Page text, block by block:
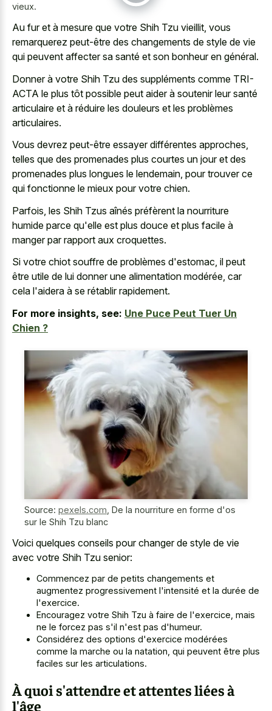
vieux.
Au fur et à mesure que votre Shih Tzu vieillit, vous
remarquerez peut-être des changements de style de vie
qui peuvent affecter sa santé et son bonheur en général.
Donner à votre Shih Tzu des suppléments comme TRI-
ACTA le plus tôt possible peut aider à soutenir leur santé
articulaire et à réduire les douleurs et les problèmes
articulaires.
Vous devrez peut-être essayer différentes approches,
telles que des promenades plus courtes un jour et des
promenades plus longues le lendemain, pour trouver ce
qui fonctionne le mieux pour votre chien.
Parfois, les Shih Tzus aînés préfèrent la nourriture
humide parce qu'elle est plus douce et plus facile à
manger par rapport aux croquettes.
Si votre chiot souffre de problèmes d'estomac, il peut
être utile de lui donner une alimentation modérée, car
cela l'aidera à se rétablir rapidement.
For more insights, see: Une Puce Peut Tuer Un
Chien ?
Source: pexels.com De la nourriture en forme d'os
sur le Shih Tzu blanc
Voici quelques conseils pour changer de style de vie
avec votre Shih Tzu senior:
Commencez par de petits changements et
augmentez progressivement l'intensité et la durée de
l'exercice.
Encouragez votre Shih Tzu à faire de l'exercice, mais
ne le forcez pas s'il n'est pas d'humeur.
Considérez des options d'exercice modérées
comme la marche ou la natation, qui peuvent être plus
faciles sur les articulations.
À quoi s'attendre et attentes liées à
l'âge